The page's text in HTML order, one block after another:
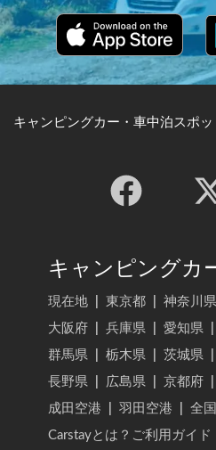
キャンピングカー・車中泊スポ
キャンピングカ
現在地 東京都 神奈川県
大阪府
兵庫県 愛知県
群馬県
栃木県 茨城県
長野県
広島県 京都府
成田空港
羽田空港
全
Carstayとは？ご利用ガイド